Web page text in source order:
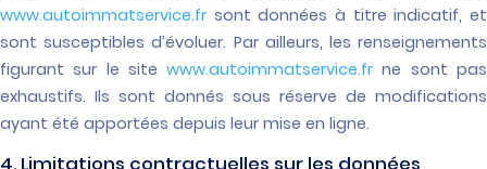
www.autoimmatservice.fr sont données à titre indicatif, et
sont susceptibles d’évoluer. Par ailleurs, les renseignements
figurant sur le sitewww.autoimmatservice.fr ne sont pas
exhaustifs. Ils sont donnés sous réserve de modifications
ayant été apportées depuis leur mise en ligne.
4. Limitations contractuelles sur les données